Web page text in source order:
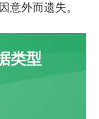
意外而遗失。
类型